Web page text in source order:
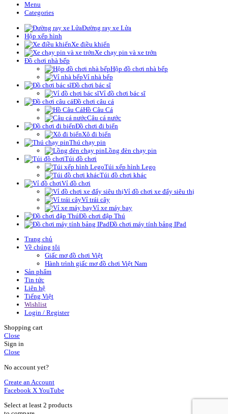
Menu
Categories
Đường ray xe Lửa
Hộp xếp hình
Xe điều khiển
Xe chạy pin và xe trớn
Đồ chơi nhà bếp
Hộp đồ chơi nhà bếp
Vỉ nhà bếp
Đồ chơi bác sĩ
Vỉ đồ chơi bác sĩ
Đồ chơi câu cá
Hồ Câu Cá
Câu cá nước
Đồ chơi đi biển
Xô đi biển
Thú chạy pin
Lồng đèn chạy pin
Túi đồ chơi
Túi xếp hình Lego
Túi đồ chơi khác
Vỉ đồ chơi
Vỉ đồ chơi xe đẩy siêu thị
Vỉ trái cây
Vỉ xe máy bay
Đồ chơi đập Thú
Đồ chơi máy tính bảng IPad
Trang chủ
Về chúng tôi
Giấc mơ đồ chơi Việt
Hành trình giấc mơ đồ chơi Việt Nam
Sản phẩm
Tin tức
Liên hệ
Tiếng Việt
Wishlist
Login / Register
Shopping cart
Close
Sign in
Close
No account yet?
Create an Account
Facebook X YouTube
Select at least 2 products